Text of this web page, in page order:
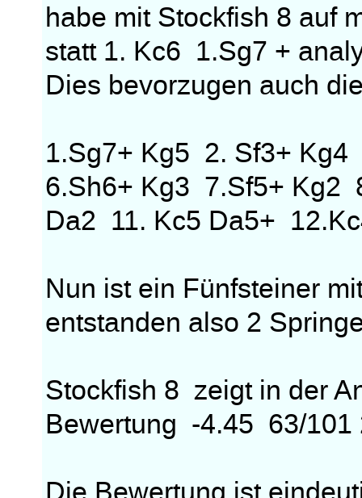
habe mit Stockfish 8 auf
statt 1. Kc6 1.Sg7 +
Dies bevorzugen auch
1.Sg7+ Kg5 2. Sf3+
6.Sh6+ Kg3 7.Sf5+ Kg2
Da2 11. Kc5 Da5+
Nun ist ein Fünfsteiner
entstanden also 2
Stockfish 8 zeigt in der
Bewertung -4.45 63/101